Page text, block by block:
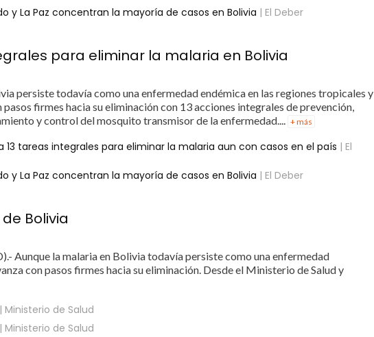
y La Paz concentran la mayoría de casos en Bolivia | El Deber
para eliminar la malaria en Bolivia
persiste todavía como una enfermedad endémica en las regiones tropicales y
pasos firmes hacia su eliminación con 13 acciones integrales de prevención,
y control del mosquito transmisor de la enfermedad.... + más
13 tareas integrales para eliminar la malaria aun con casos en el país | El
y La Paz concentran la mayoría de casos en Bolivia | El Deber
Bolivia
Aunque la malaria en Bolivia todavía persiste como una enfermedad
con pasos firmes hacia su eliminación. Desde el Ministerio de Salud y
| Ministerio de Salud
| Ministerio de Salud